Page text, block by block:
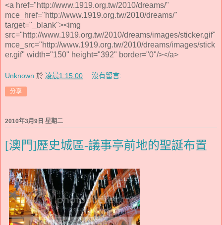
<a href="http://www.1919.org.tw/2010/dreams/"
mce_href="http://www.1919.org.tw/2010/dreams/"
target="_blank"><img
src="http://www.1919.org.tw/2010/dreams/images/sticker.gif"
mce_src="http://www.1919.org.tw/2010/dreams/images/stick
er.gif" width="150" height="392" border="0"/></a>
Unknown 於 凌晨1:15:00 沒有留言:
分享
2010年3月9日 星期二
[澳門]歷史城區-議事亭前地的聖誕布置